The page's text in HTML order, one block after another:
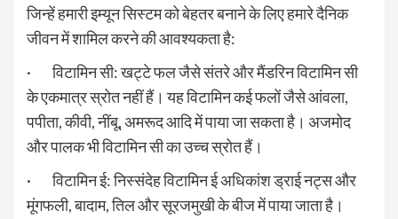
जिन्हें हमारी इम्यून सिस्टम को बेहतर बनाने के लिए हमारे दैनिक
जीवन में शामिल करने की आवश्यकता है:
· विटामिन सी: खट्टे फल जैसे संतरे और मैंडरिन विटामिन सी
के एकमात्र स्रोत नहीं हैं। यह विटामिन कई फलों जैसे आंवला,
पपीता, कीवी, नींबू, अमरूद आदि में पाया जा सकता है। अजमोद
और पालक भी विटामिन सी का उच्च स्रोत हैं।
· विटामिन ई: निस्संदेह विटामिन ई अधिकांश ड्राई नट्स और
मूंगफली, बादाम, तिल और सूरजमुखी के बीज में पाया जाता है।